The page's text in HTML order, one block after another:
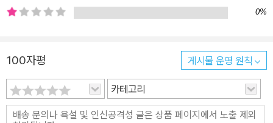
0%
100자평 게시물 운영 원칙
카테고리